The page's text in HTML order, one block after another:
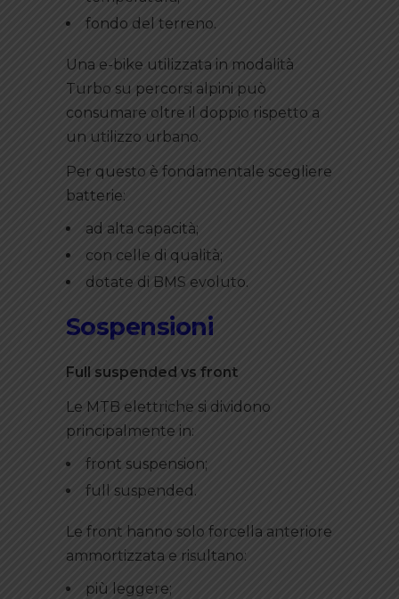
fondo del terreno.
Una e-bike utilizzata in modalità
Turbo su percorsi alpini può
consumare oltre il doppio rispetto a
un utilizzo urbano.
Per questo è fondamentale scegliere
batterie:
ad alta capacità;
con celle di qualità;
dotate di BMS evoluto.
Sospensioni
Full suspended vs front
Le MTB elettriche si dividono
principalmente in:
front suspension;
full suspended.
Le front hanno solo forcella anteriore
ammortizzata e risultano:
più leggere;